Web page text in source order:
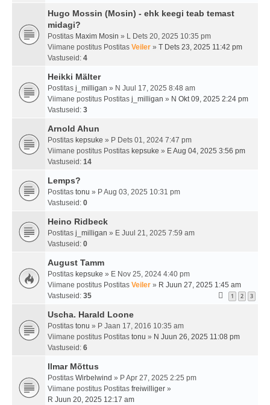
Hugo Mossin (Mosin) - ehk keegi teab temast
midagi?
Postitas Maxim Mosin » L Dets 20, 2025 10:35 pm
Viimane postitus Postitas Veiler » T Dets 23, 2025 11:42 pm
Vastuseid: 4
Heikki Mälter
Postitas j_milligan » N Juul 17, 2025 8:48 am
Viimane postitus Postitas j_milligan » N Okt 09, 2025 2:24 pm
Vastuseid: 3
Arnold Ahun
Postitas kepsuke » P Dets 01, 2024 7:47 pm
Viimane postitus Postitas kepsuke » E Aug 04, 2025 3:56 pm
Vastuseid: 14
Lemps?
Postitas tonu » P Aug 03, 2025 10:31 pm
Vastuseid: 0
Heino Ridbeck
Postitas j_milligan » E Juul 21, 2025 7:59 am
Vastuseid: 0
August Tamm
Postitas kepsuke » E Nov 25, 2024 4:40 pm
Viimane postitus Postitas Veiler » R Juun 27, 2025 1:45 am
Vastuseid: 35 1 2 3
Uscha. Harald Loone
Postitas tonu » P Jaan 17, 2016 10:35 am
Viimane postitus Postitas tonu » N Juun 26, 2025 11:08 pm
Vastuseid: 6
Ilmar Mõttus
Postitas Wirbelwind » P Apr 27, 2025 2:25 pm
Viimane postitus Postitas freiwilliger »
R Juun 20, 2025 12:17 am